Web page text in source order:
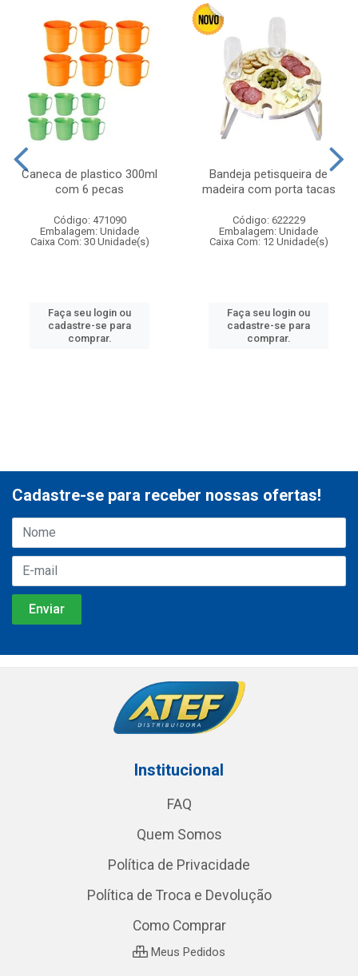
Caneca de plastico 300ml
com 6 pecas
Código: 471090
Embalagem: Unidade
Caixa Com: 30 Unidade(s)
Faça seu login ou
cadastre-se para
comprar.
Bandeja petisqueira de
madeira com porta tacas
Código: 622229
Embalagem: Unidade
Caixa Com: 12 Unidade(s)
Faça seu login ou
cadastre-se para
comprar.
Cadastre-se para receber nossas ofertas!
Institucional
FAQ
Quem Somos
Política de Privacidade
Política de Troca e Devolução
Como Comprar
Meus Pedidos